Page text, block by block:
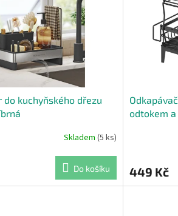
do kuchyňského dřezu
Skladem (5 ks)
Do košíku
odtokem a
449 Kč